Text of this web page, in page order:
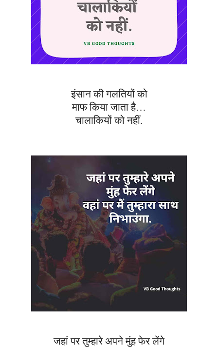
इंसान की गलतियों को
माफ किया जाता है…
चालाकियों को नहीं.
जहां पर तुम्हारे अपने मुंह फेर लेंगे